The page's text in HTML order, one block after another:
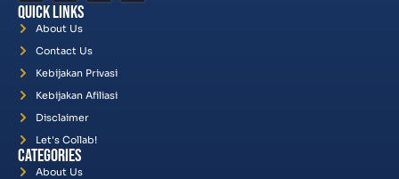
Quick Links
About Us
Contact Us
Kebijakan Privasi
Kebijakan Afiliasi
Disclaimer
Let's Collab!
Categories
About Us